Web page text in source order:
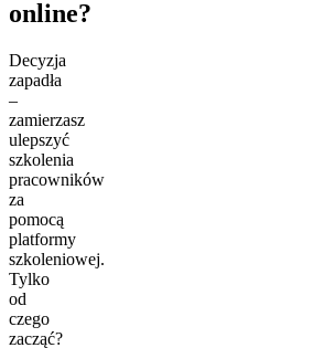
online?
Decyzja
zapadła
–
zamierzasz
ulepszyć
szkolenia
pracowników
za
pomocą
platformy
szkoleniowej.
Tylko
od
czego
zacząć?